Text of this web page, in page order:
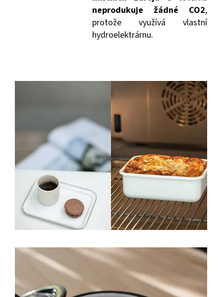
neprodukuje žádné CO2,
protože využívá vlastní
hydroelektrárnu.